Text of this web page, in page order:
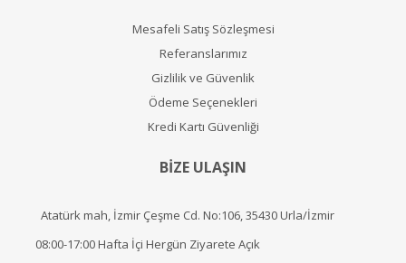
Mesafeli Satış Sözleşmesi
Referanslarımız
Gizlilik ve Güvenlik
Ödeme Seçenekleri
Kredi Kartı Güvenliği
BİZE ULAŞIN
Atatürk mah, İzmir Çeşme Cd. No:106, 35430 Urla/İzmir
08:00-17:00 Hafta İçi Hergün Ziyarete Açık